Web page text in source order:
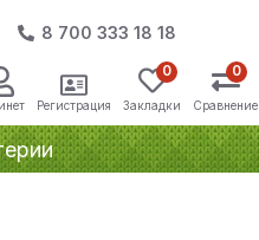
8 700 333 18 18
Регистрация Закладки
0
Сравнение
0